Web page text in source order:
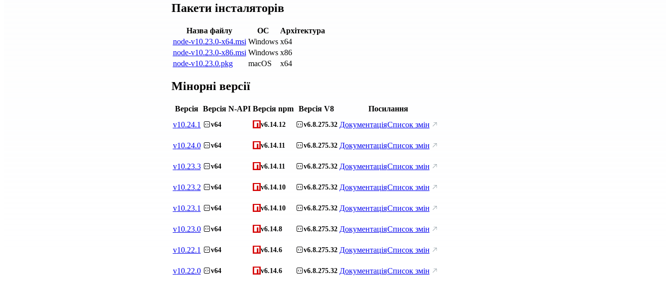
Пакети інсталяторів
Назва файлу ОС
Архітектура
node-v10.23.0-x64.msi Windows x64
node-v10.23.0-x86.msi Windows x86
node-v10.23.0.pkg
macOS x64
Мінорні версії
Версія Версія N-API Версія npm Версія V8
Посилання
v10.24.1 v64 v6.14.12 v6.8.275.32 ДокументаціяСписок змін
v10.24.0 v64 v6.14.11 v6.8.275.32 ДокументаціяСписок змін
v10.23.3 v64 v6.14.11 v6.8.275.32 ДокументаціяСписок змін
v10.23.2 v64 v6.14.10 v6.8.275.32 ДокументаціяСписок змін
v10.23.1 v64 v6.14.10 v6.8.275.32 ДокументаціяСписок змін
v10.23.0 v64 v6.14.8 v6.8.275.32 ДокументаціяСписок змін
v10.22.1 v64 v6.14.6 v6.8.275.32 ДокументаціяСписок змін
v10.22.0 v64 v6.14.6 v6.8.275.32 ДокументаціяСписок змін